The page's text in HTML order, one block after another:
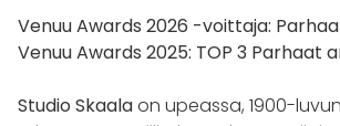
Venuu Awards 2026 -voittaja:
Venuu Awards 2025: TOP 3 Parhaat
Studio Skaalaon upeassa, 1900-